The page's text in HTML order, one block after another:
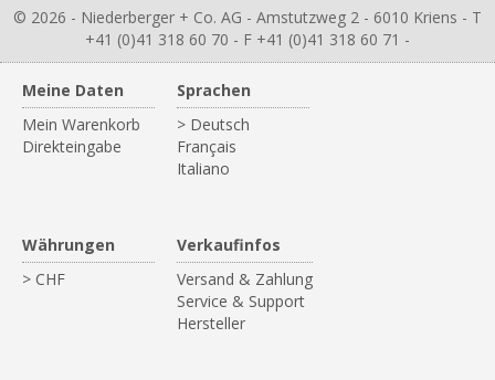
© 2026 - Niederberger + Co. AG - Amstutzweg 2 - 6010 Kriens - T
+41 (0)41 318 60 70 - F +41 (0)41 318 60 71 -
Meine Daten
Mein Warenkorb
Direkteingabe
Sprachen
> Deutsch
Français
Italiano
Währungen
> CHF
Verkaufinfos
Versand & Zahlung
Service & Support
Hersteller